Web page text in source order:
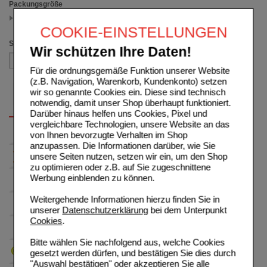
COOKIE-EINSTELLUNGEN
Wir schützen Ihre Daten!
Für die ordnungsgemäße Funktion unserer Website
(z.B. Navigation, Warenkorb, Kundenkonto) setzen
wir so genannte Cookies ein. Diese sind technisch
notwendig, damit unser Shop überhaupt funktioniert.
Darüber hinaus helfen uns Cookies, Pixel und
vergleichbare Technologien, unsere Website an das
von Ihnen bevorzugte Verhalten im Shop
anzupassen. Die Informationen darüber, wie Sie
unsere Seiten nutzen, setzen wir ein, um den Shop
zu optimieren oder z.B. auf Sie zugeschnittene
Werbung einblenden zu können.
Weitergehende Informationen hierzu finden Sie in
unserer Datenschutzerklärungbei dem Unterpunkt
Cookies.
Bitte wählen Sie nachfolgend aus, welche Cookies
gesetzt werden dürfen, und bestätigen Sie dies durch
"Auswahl bestätigen" oder akzeptieren Sie alle
Packungsgröße
Sortieren nach